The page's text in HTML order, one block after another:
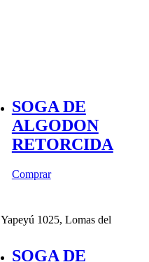
SOGA DE
ALGODON
RETORCIDA
Comprar
SOGA DE
Yapeyú 1025, Lomas del